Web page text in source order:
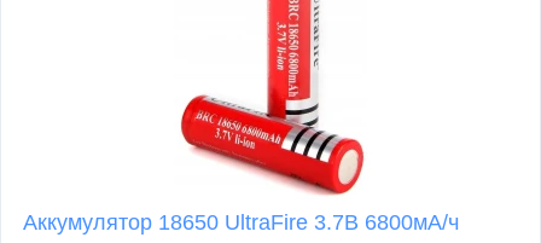
Аккумулятор 18650 UltraFire 3.7В 6800мА/ч